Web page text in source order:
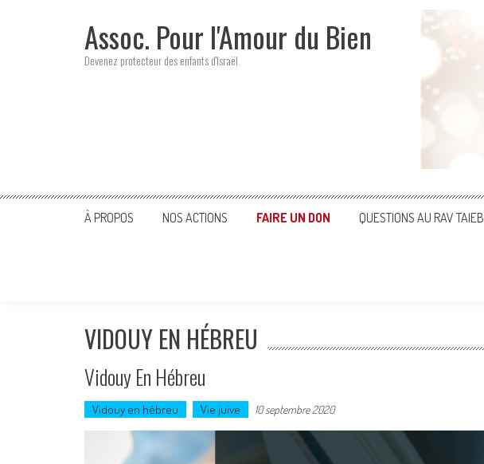
Assoc. Pour l'Amour du Bien
Devenez protecteur des enfants d'Israël
À PROPOS NOS ACTIONS FAIRE UN DON QUESTIONS AU RAV TAIEB
VIDOUY EN HÉBREU
Vidouy En Hébreu
Vidouy en hébreu Vie juive 10 septembre 2020